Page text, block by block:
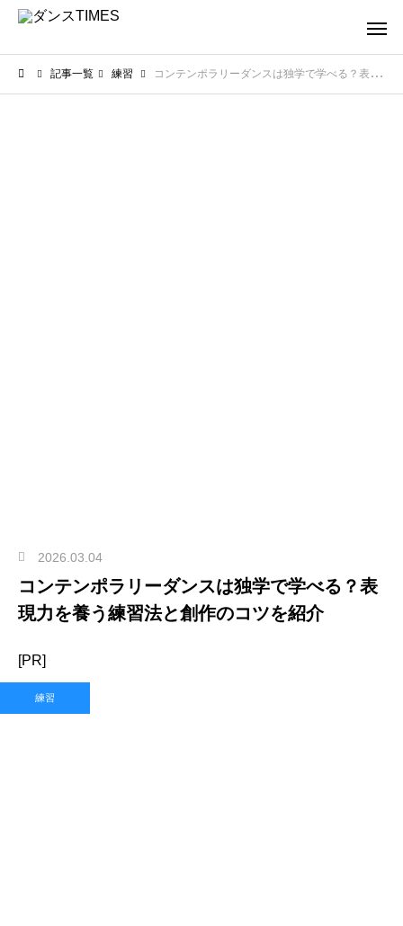
記事一覧 練習 コンテンポラリーダンスは独学で学べる？表現力を養う練習法と創作のコツを紹介
2026.03.04
コンテンポラリーダンスは独学で学べる？表
現力を養う練習法と創作のコツを紹介
[PR]
練習